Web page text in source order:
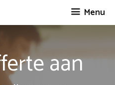
Menu
aan